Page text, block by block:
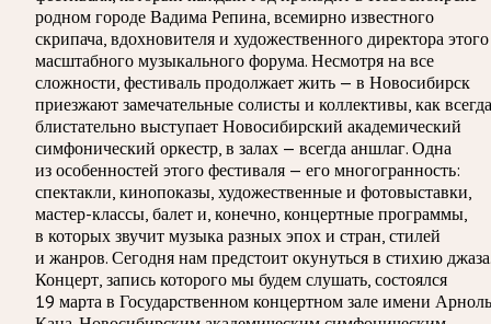
родном городе Вадима Репина, всемирно известного
скрипача, вдохновителя и художественного директора этого
масштабного музыкального форума. Несмотря на все
сложности, фестиваль продолжает жить — в Новосибирск
приезжают замечательные солисты и коллективы, как всегда
блистательно выступает Новосибирский академический
симфонический оркестр, в залах — всегда аншлаг. Одна
из особенностей этого фестиваля — его многогранность:
спектакли, кинопоказы, художественные и фотовыставки,
мастер-классы, балет и, конечно, концертные программы,
в которых звучит музыка разных эпох и стран, стилей
и жанров. Сегодня нам предстоит окунуться в стихию джаза.
Концерт, запись которого мы будем слушать, состоялся
19 марта в Государственном концертном зале имени